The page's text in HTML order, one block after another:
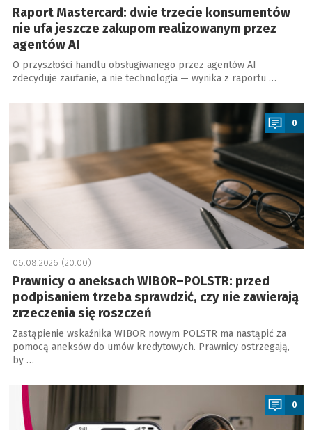
Raport Mastercard: dwie trzecie konsumentów
nie ufa jeszcze zakupom realizowanym przez
agentów AI
O przyszłości handlu obsługiwanego przez agentów AI
zdecyduje zaufanie, a nie technologia — wynika z raportu …
a
0
06.08.2026 (20:00)
Prawnicy o aneksach WIBOR–POLSTR: przed
podpisaniem trzeba sprawdzić, czy nie zawierają
zrzeczenia się roszczeń
Zastąpienie wskaźnika WIBOR nowym POLSTR ma nastąpić za
pomocą aneksów do umów kredytowych. Prawnicy ostrzegają,
by …
0